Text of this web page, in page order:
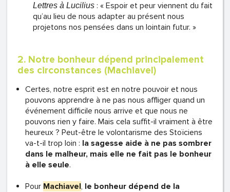
Lettres à Lucilius : « Espoir et peur viennent du fait
qu’au lieu de nous adapter au présent nous
projetons nos pensées dans un lointain futur. »
2. Notre bonheur dépend principalement
des circonstances (Machiavel)
Certes, notre esprit est en notre pouvoir et nous
pouvons apprendre à ne pas nous affliger quand un
événement difficile nous arrive et que nous ne
pouvons rien y faire. Mais cela suffit-il vraiment à être
heureux ? Peut-être le volontarisme des Stoïciens
va-t-il trop loin : la sagesse aide à ne pas sombrer
dans le malheur, mais elle ne fait pas le bonheur
à elle seule.
Pour Machiavel, le bonheur dépend de la